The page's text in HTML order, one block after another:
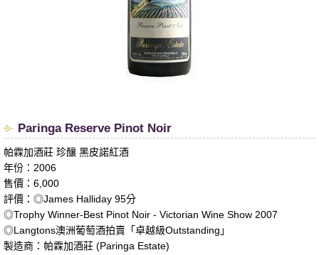
​Paringa Reserve Pinot Noir
帕霖加酒莊 珍釀 黑皮諾紅酒
年份：2006
售價：6,000
評價：◎James Halliday 95分
◎Trophy Winner-Best Pinot Noir - Victorian Wine Show 2007
◎Langtons澳洲葡萄酒拍賣「卓越級Outstanding」
製造商：帕霖加酒莊 (Paringa Estate)